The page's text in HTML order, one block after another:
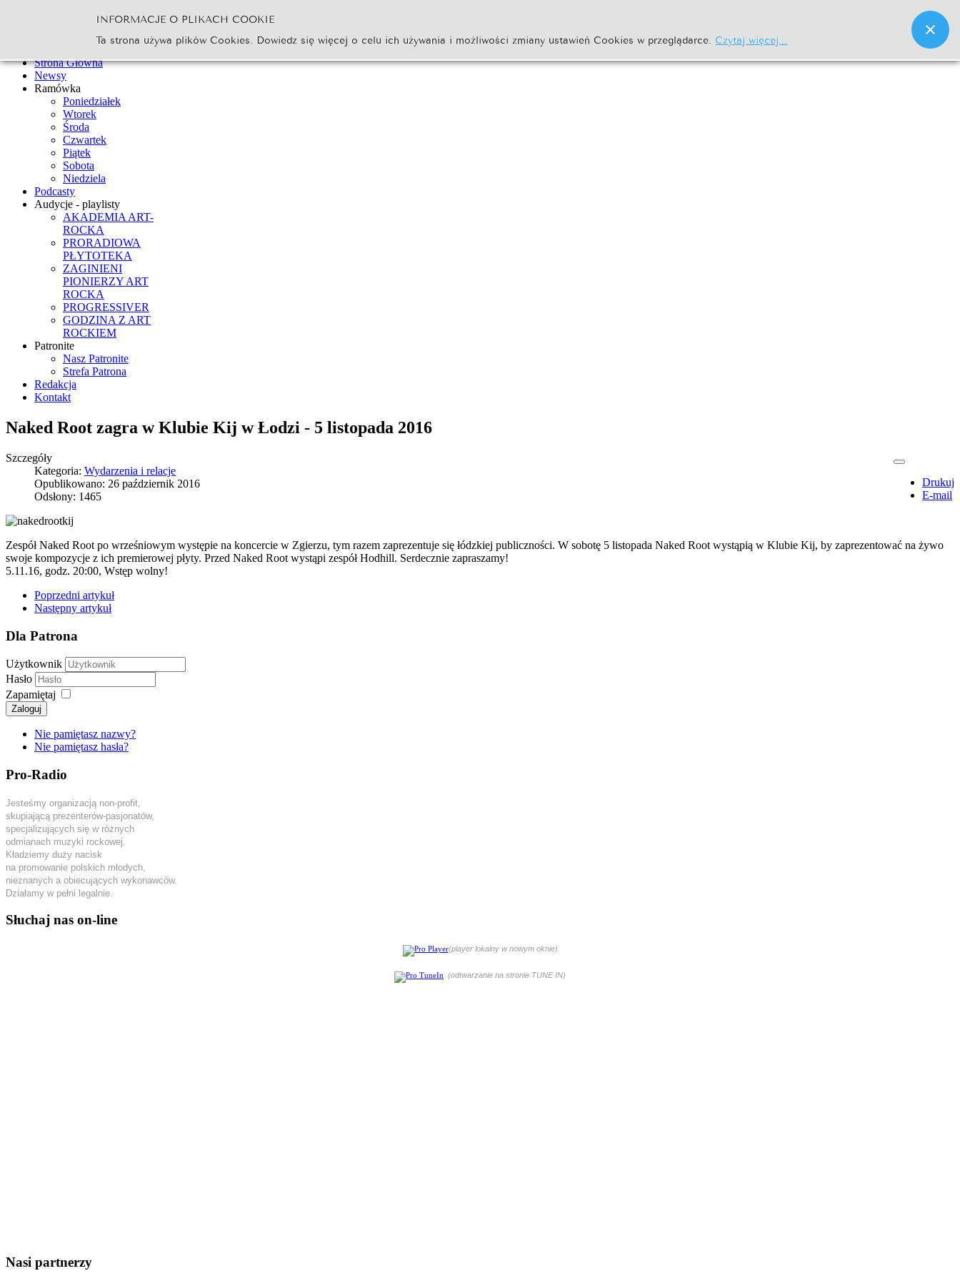
Go
Strona Główna
Newsy
Ramówka
Poniedziałek
Wtorek
Środa
Czwartek
Piątek
Sobota
Niedziela
Podcasty
Audycje - playlisty
AKADEMIA ART-
ROCKA
PRORADIOWA
PŁYTOTEKA
ZAGINIENI
PIONIERZY ART
ROCKA
PROGRESSIVER
GODZINA Z ART
ROCKIEM
Patronite
Nasz Patronite
Strefa Patrona
Redakcja
Kontakt
Naked Root zagra w Klubie Kij w Łodzi - 5 listopada 2016
Drukuj
E-mail
Szczegóły
Kategoria: Wydarzenia i relacje
Opublikowano: 26 październik 2016
Odsłony: 1465
Zespół Naked Root po wrześniowym występie na koncercie w Zgierzu, tym razem zaprezentuje się łódzkiej publiczności. W sobotę 5 listopada Naked Root wystąpią w Klubie Kij, by zaprezentować na żywo
swoje kompozycje z ich premierowej płyty. Przed Naked Root wystąpi zespół Hodhill. Serdecznie zapraszamy!
5.11.16, godz. 20:00, Wstęp wolny!
Poprzedni artykuł
Następny artykuł
Dla Patrona
Użytkownik
Hasło
Zapamiętaj
Zaloguj
Nie pamiętasz nazwy?
Nie pamiętasz hasła?
Pro-Radio
Jesteśmy organizacją non-profit,
skupiającą prezenterów-pasjonatów,
specjalizujących się w różnych
odmianach muzyki rockowej.
Kładziemy duży nacisk
na promowanie polskich młodych,
nieznanych a obiecujących wykonawców.
Działamy w pełni legalnie.
Słuchaj nas on-line
(player lokalny w nowym oknie)
(odtwarzanie na stronie TUNE IN)
Nasi partnerzy
INFORMACJE O PLIKACH COOKIE
Ta strona używa plików Cookies. Dowiedz się więcej o celu ich używania i możliwości zmiany ustawień Cookies w przeglądarce.Czytaj więcej...